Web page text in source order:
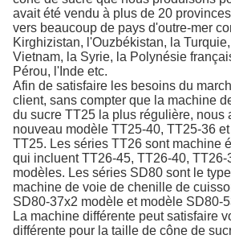
avait été vendu à plus de 20
vers beaucoup de pays d'outre-mer
Kirghizistan, l'Ouzbékistan, la
Vietnam, la Syrie, la Polynésie
Pérou, l'Inde etc.
Afin de satisfaire les besoins du
client, sans compter que la machine
du sucre TT25 la plus régulière, nous
nouveau modèle TT25-40, TT25-36
TT25. Les séries TT26 sont machine
qui incluent TT26-45, TT26-40, TT26-
modèles. Les séries SD80 sont le
machine de voie de chenille de
SD80-37x2 modèle et modèle SD80-
La machine différente peut satisfaire
différente pour la taille de cône de